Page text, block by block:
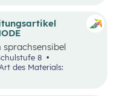
“Klimasünder
6, Schulstufe 7, Schulstufe 8